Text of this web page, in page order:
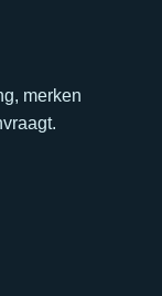
merken